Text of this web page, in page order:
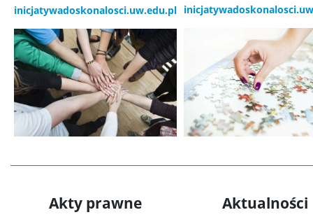
inicjatywadoskonalosci.uw.edu.pl
Akty prawne Aktualności